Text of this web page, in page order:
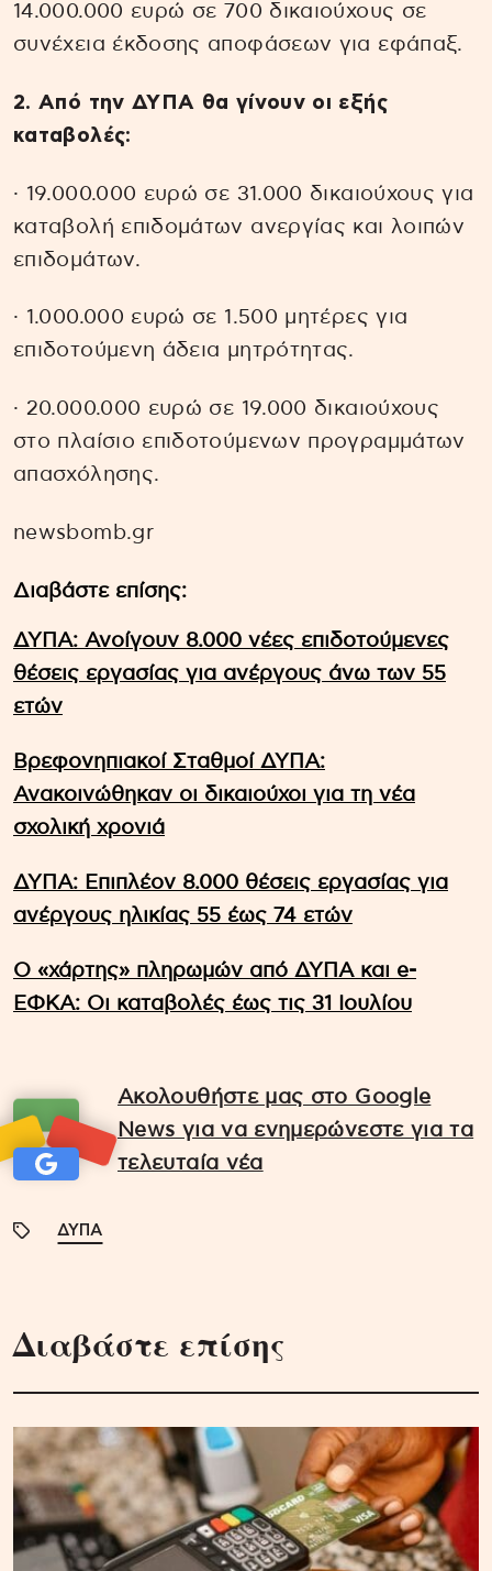
14.000.000 ευρώ σε 700 δικαιούχους σε
συνέχεια έκδοσης αποφάσεων για εφάπαξ.
2. Από την ΔΥΠΑ θα γίνουν οι εξής
καταβολές:
· 19.000.000 ευρώ σε 31.000 δικαιούχους για
καταβολή επιδομάτων ανεργίας και λοιπών
επιδομάτων.
· 1.000.000 ευρώ σε 1.500 μητέρες για
επιδοτούμενη άδεια μητρότητας.
· 20.000.000 ευρώ σε 19.000 δικαιούχους
στο πλαίσιο επιδοτούμενων προγραμμάτων
απασχόλησης.
newsbomb.gr
Διαβάστε επίσης:
ΔΥΠΑ: Ανοίγουν 8.000 νέες επιδοτούμενες
θέσεις εργασίας για ανέργους άνω των 55
ετών
Βρεφονηπιακοί Σταθμοί ΔΥΠΑ:
Ανακοινώθηκαν οι δικαιούχοι για τη νέα
σχολική χρονιά
ΔΥΠΑ: Επιπλέον 8.000 θέσεις εργασίας για
ανέργους ηλικίας 55 έως 74 ετών
Ο «χάρτης» πληρωμών από ΔΥΠΑ και e-
ΕΦΚΑ: Οι καταβολές έως τις 31 Ιουλίου
Ακολουθήστε μας στο Google
News για να ενημερώνεστε για τα
τελευταία νέα
ΔΥΠΑ
Διαβάστε επίσης